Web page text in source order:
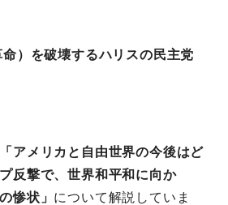
）を破壊するハリスの民主党
「アメリカと自由世界の今後はど
反撃で、世界和平和に向か
惨状」 について解説していま